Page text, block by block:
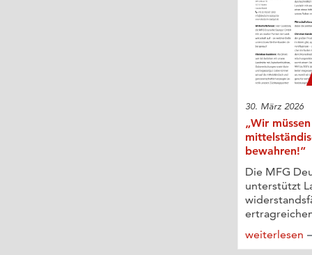
30. März 2026
„Wir
bewahren!“
Die MFG
unterstützt
weiterlesen